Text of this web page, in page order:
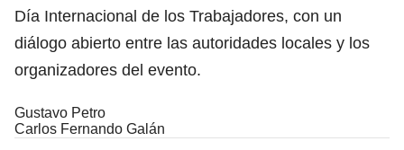
Día Internacional de los Trabajadores, con un
diálogo abierto entre las autoridades locales y los
organizadores del evento.
Gustavo Petro
Carlos Fernando Galán